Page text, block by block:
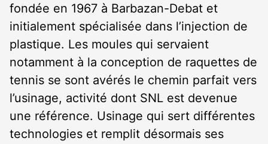
fondée en 1967 à Barbazan-Debat et
initialement spécialisée dans l’injection de
plastique. Les moules qui servaient
notamment à la conception de raquettes de
tennis se sont avérés le chemin parfait vers
l’usinage, activité dont SNL est devenue
une référence. Usinage qui sert différentes
technologies et remplit désormais ses